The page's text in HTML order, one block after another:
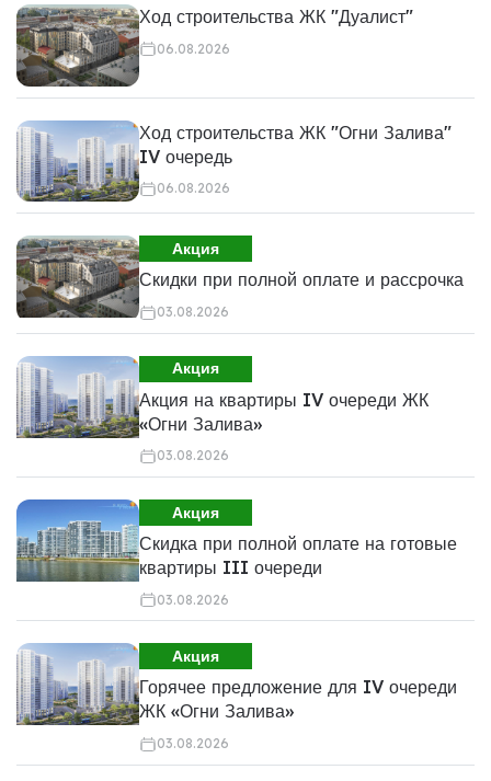
Ход строительства ЖК "Дуалист"
06.08.2026
Ход строительства ЖК "Огни Залива"
IV очередь
06.08.2026
Акция
Скидки при полной оплате и рассрочка
03.08.2026
Акция
Акция на квартиры IV очереди ЖК
«Огни Залива»
03.08.2026
Акция
Скидка при полной оплате на готовые
квартиры III очереди
03.08.2026
Акция
Горячее предложение для IV очереди
ЖК «Огни Залива»
03.08.2026